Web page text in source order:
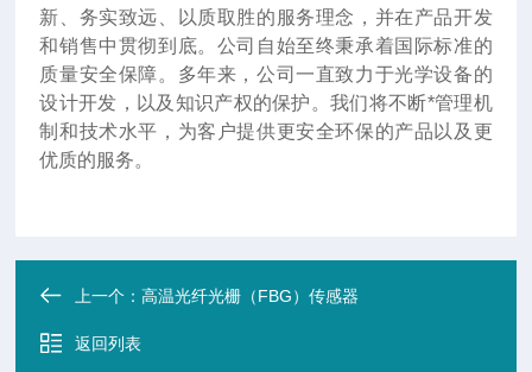
新、务实致远、以质取胜的服务理念，并在产品开发
和销售中贯彻到底。公司自始至终秉承着国际标准的
质量安全保障。多年来，公司一直致力于光学设备的
设计开发，以及知识产权的保护。我们将不断*管理机
制和技术水平，为客户提供更安全环保的产品以及更
优质的服务。
上一个：高温光纤光栅（FBG）传感器
返回列表